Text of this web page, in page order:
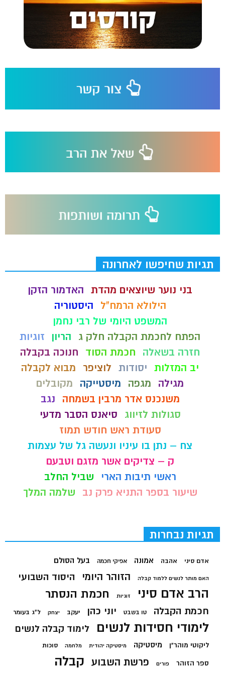
תגיות שחיפשו לאחרונה
בני נוער שיוצאים מהדת האדמור הזקן
הילולא הרמח"ל
היסטוריה
המשפט היומי של רבי נחמן
הפתח לחכמת הקבלה חלק ג
הריון
זוגיות
חזרה בשאלה
חכמת הסוד
חנוכה בקבלה
יב המזלות יסודות לוציפר
מבוא לקבלה
מגילה
מגפה מיסטייקה
מקובלים
משנכנס אדר מרבין בשמחה
נגב
סגולות לזיווג
סיאנס הסבר מדעי
סעודת ראש חודש תמוז
צח – נתן בו עיניו ונעשה גל של עצמות
ק – צדיקים אשר מזגם וטבעם
ראשי תיבות הארי
שביל החלב
שיעור בספר התניא פרק נב
שלמה המלך
תגיות נבחרות
אדם סיני אהבה אמונה אפיקי חכמה בעל הסולם
האם מותר לנשים ללמוד קבלה הזוהר היומי היסוד השבועי
הרב אדם סיני זוגיות חכמת הנסתר
חכמת הקבלה טו בשבט יוני כהן יעקב יצחק ל"ג בעומר
לימודי חסידות לנשים לימוד קבלה לנשים
ליקוטי מוהר"ן מיסטיקה מיסטיקה יהודית מלחמה סוכות
ספר הזוהר פורים פרשת השבוע קבלה